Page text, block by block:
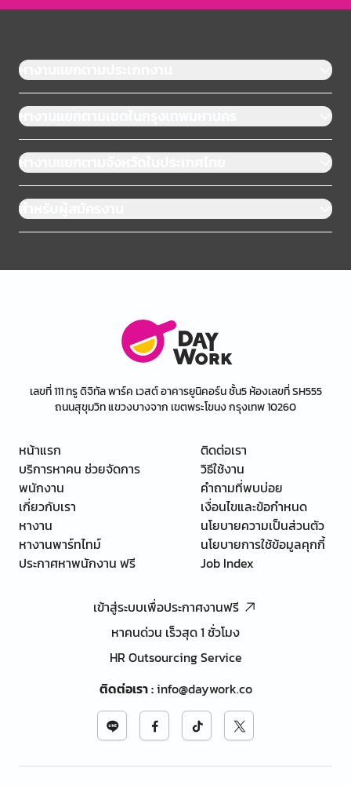
หางานแยกตามประเภทงาน
หางานแยกตามเขตในกรุงเทพมหานคร
หางานแยกตามจังหวัดในประเทศไทย
สำหรับผู้สมัครงาน
เลขที่ 111 ทรู ดิจิทัล พาร์ค เวสต์ อาคารยูนิคอร์น ชั้น5 ห้องเลขที่ SH555
ถนนสุขุมวิท แขวงบางจาก เขตพระโขนง กรุงเทพ 10260
หน้าแรก
บริการหาคน ช่วยจัดการ
พนักงาน
เกี่ยวกับเรา
หางาน
หางานพาร์ทไทม์
ประกาศหาพนักงาน ฟรี
ติดต่อเรา
วิธีใช้งาน
คำถามที่พบบ่อย
เงื่อนไขและข้อกำหนด
นโยบายความเป็นส่วนตัว
นโยบายการใช้ข้อมูลคุกกี้
Job Index
เข้าสู่ระบบเพื่อประกาศงานฟรี
หาคนด่วน เร็วสุด 1 ชั่วโมง
HR Outsourcing Service
ติดต่อเรา:info@daywork.co